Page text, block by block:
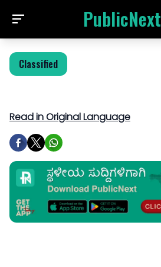
PublicNext
Classified
Read in Original Language